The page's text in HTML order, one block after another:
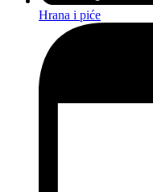
Hrana i piće